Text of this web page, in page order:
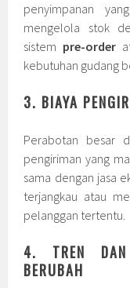
penyimpanan
mengelola stok
sistem pre-order
kebutuhan gudang
3. BIAYA
Perabotan besar
pengiriman yang
sama dengan jasa
terjangkau atau
pelanggan tertentu.
4. TREN DAN
BERUBAH